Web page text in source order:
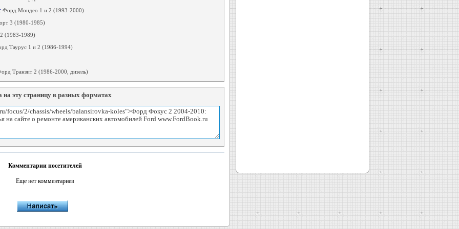
Форд Мондео 1 и 2 (1993-2000)
3 (1980-1985)
(1983-1989)
Таурус 1 и 2 (1986-1994)
Транзит 2 (1986-2000, дизель)
на эту страницу в разных форматах
Комментарии посетителей
Еще нет комментариев